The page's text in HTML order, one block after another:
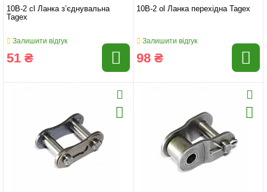
10B-2 cl Ланка з’єднувальна
Tagex
Залишити відгук
51 ₴
10B-2 ol Ланка перехідна Tagex
Залишити відгук
98 ₴